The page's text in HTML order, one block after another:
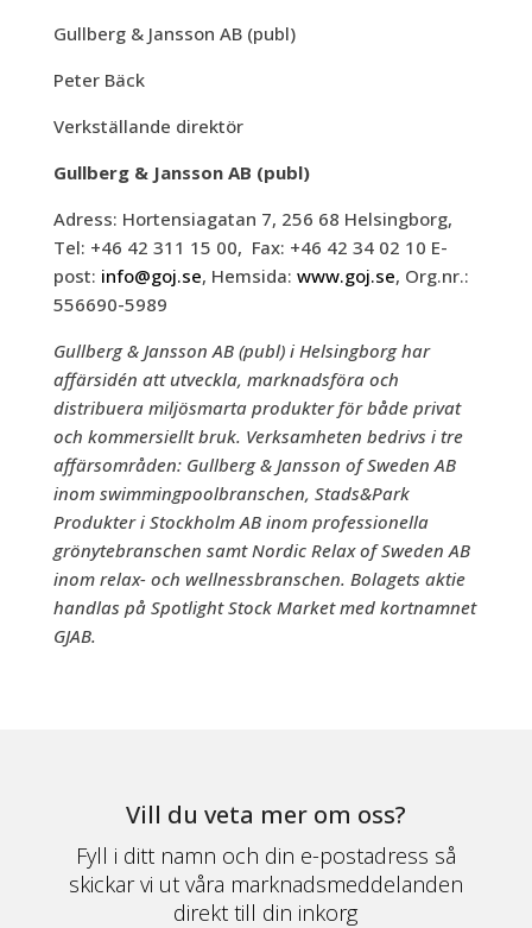
Gullberg & Jansson AB (publ)
Peter Bäck
Verkställande direktör
Gullberg & Jansson AB (publ)
Adress: Hortensiagatan 7, 256 68 Helsingborg,
Tel: +46 42 311 15 00, Fax: +46 42 34 02 10 E-
post: info@goj.se, Hemsida: www.goj.se, Org.nr.:
556690-5989
Gullberg & Jansson AB (publ) i Helsingborg har
affärsidén att utveckla, marknadsföra och
distribuera miljösmarta produkter för både privat
och kommersiellt bruk. Verksamheten bedrivs i tre
affärsområden: Gullberg & Jansson of Sweden AB
inom swimmingpoolbranschen, Stads&Park
Produkter i Stockholm AB inom professionella
grönytebranschen samt Nordic Relax of Sweden AB
inom relax- och wellnessbranschen. Bolagets aktie
handlas på Spotlight Stock Market med kortnamnet
GJAB.
Vill du veta mer om oss?
Fyll i ditt namn och din e-postadress så
skickar vi ut våra marknadsmeddelanden
direkt till din inkorg